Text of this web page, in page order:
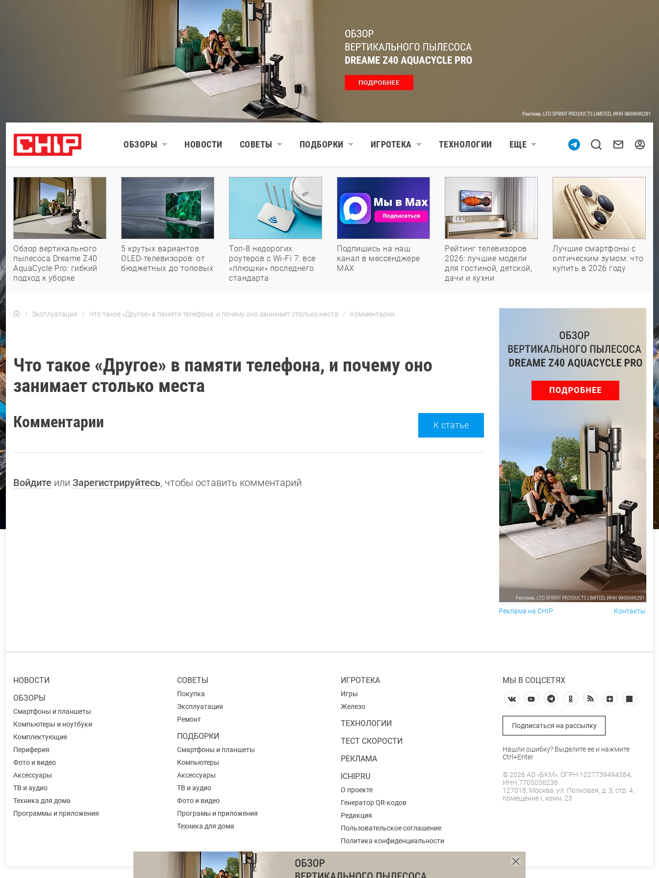
ОБЗОРЫ НОВОСТИ СОВЕТЫ ПОДБОРКИ ИГРОТЕКА ТЕХНОЛОГИИ ЕЩЕ
Обзор вертикального
пылесоса Dreame Z40
AquaCycle Pro: гибкий
подход к уборке
5 крутых вариантов
OLED-телевизоров: от
бюджетных до топовых
Топ-8 недорогих
роутеров с Wi-Fi 7: все
«плюшки» последнего
стандарта
Подпишись на наш
канал в мессенджере
МАХ
Рейтинг телевизоров
2026: лучшие модели
для гостиной, детской,
дачи и кухни
Лучшие смартфоны с
оптическим зумом: что
купить в 2026 году
Эксплуатация Что такое «Другое» в памяти телефона, и почему оно занимает столько места Комментарии
Что такое «Другое» в памяти телефона, и почему оно
занимает столько места
Комментарии К статье
Войдите или Зарегистрируйтесь, чтобы оставить комментарий
Реклама на CHIP Контакты
НОВОСТИ
ОБЗОРЫ
Смартфоны и планшеты
Компьютеры и ноутбуки
Комплектующие
Периферия
Фото и видео
Аксессуары
ТВ и аудио
Техника для дома
Программы и приложения
СОВЕТЫ
Покупка
Эксплуатация
Ремонт
ПОДБОРКИ
Смартфоны и планшеты
Компьютеры
Аксессуары
ТВ и аудио
Фото и видео
Програмы и приложения
Техника для дома
ИГРОТЕКА
Игры
Железо
ТЕХНОЛОГИИ
ТЕСТ СКОРОСТИ
РЕКЛАМА
ICHIP.RU
О проекте
Генератор QR-кодов
Редакция
Пользовательское соглашение
Политика конфиденциальности
МЫ В СОЦСЕТЯХ
Подписаться на рассылку
Нашли ошибку? Выделите ее и нажмите
Ctrl+Enter
© 2026 АО «БКМ», ОГРН 1027739494584,
ИНН 7705056238
127018, Москва, ул. Полковая, д. 3, стр. 4,
помещение I, комн. 23